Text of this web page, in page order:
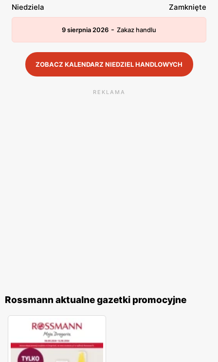
Niedziela
Zamknięte
9 sierpnia 2026 - Zakaz handlu
ZOBACZ KALENDARZ NIEDZIEL HANDLOWYCH
REKLAMA
Rossmann aktualne gazetki promocyjne